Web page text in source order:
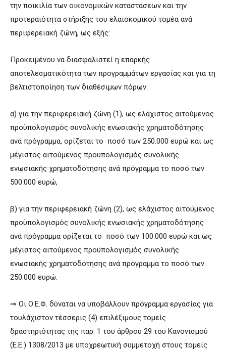
την ποικιλία των οικονομικών καταστάσεων και την
προτεραιότητα στήριξης του ελαιοκομικού τομέα ανά
περιφερειακή ζώνη, ως εξής:
Προκειμένου να διασφαλιστεί η επαρκής
αποτελεσματικότητα των προγραμμάτων εργασίας και για τη
βελτιστοποίηση των διαθέσιμων πόρων:
α) για την περιφερειακή ζώνη (1), ως ελάχιστος αιτούμενος
προϋπολογισμός συνολικής ενωσιακής χρηματοδότησης
ανά πρόγραμμα, ορίζεται το ποσό των 250.000 ευρώ και ως
μέγιστος αιτούμενος προϋπολογισμός συνολικής
ενωσιακής χρηματοδότησης ανά πρόγραμμα το ποσό των
500.000 ευρώ,
β) για την περιφερειακή ζώνη (2), ως ελάχιστος αιτούμενος
προϋπολογισμός συνολικής ενωσιακής χρηματοδότησης
ανά πρόγραμμα ορίζεται το ποσό των 100.000 ευρώ και ως
μέγιστος αιτούμενος προϋπολογισμός συνολικής
ενωσιακής χρηματοδότησης ανά πρόγραμμα το ποσό των
250.000 ευρώ.
⇒ Οι Ο.Ε.Φ. δύναται να υποβάλλουν πρόγραμμα εργασίας για
τουλάχιστον τέσσερις (4) επιλέξιμους τομείς
δραστηριότητας της παρ. 1 του άρθρου 29 του Κανονισμού
(Ε.Ε.) 1308/2013 με υποχρεωτική συμμετοχή στους τομείς